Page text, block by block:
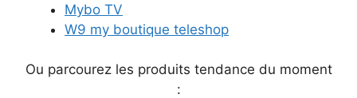
Mybo TV
W9 my boutique teleshop
Ou parcourez les produits tendance du moment
: